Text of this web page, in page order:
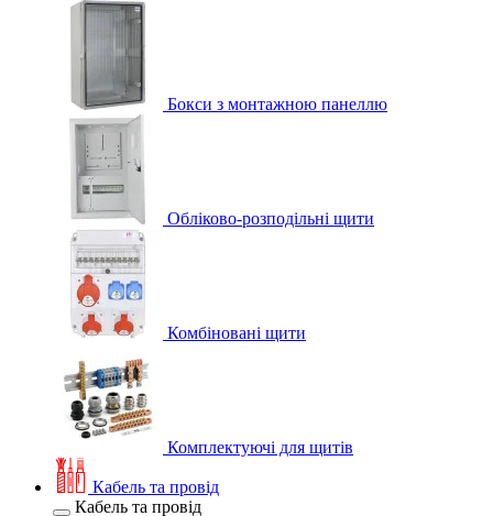
Бокси з монтажною панеллю
Обліково-розподільні щити
Комбіновані щити
Комплектуючі для щитів
Кабель та провід
Кабель та провід